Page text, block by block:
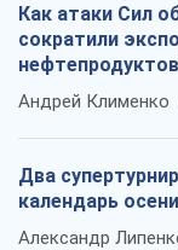
Как атаки Сил
сократили
нефтепродуктов
Андрей Клименко
Два
календарь
Александр